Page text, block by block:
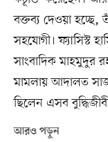
বক্তব্য দেওয়া হচ্ছে,
সহযোগী। ফ্যাসিস্ট
সাংবাদিক মাহমুদুর
মামলায় আদালত
ছিলেন এসব
আরও পড়ুন